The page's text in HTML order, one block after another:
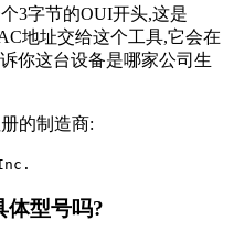
3字节的OUI开头,这是
地址交给这个工具,它会在
你这台设备是哪家公司生
的制造商:
体型号吗?